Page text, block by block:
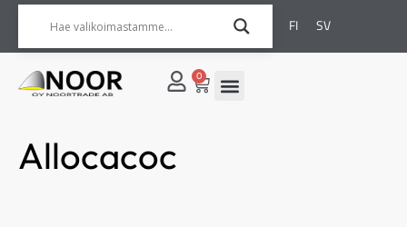
FI SV
0
Allocacoc